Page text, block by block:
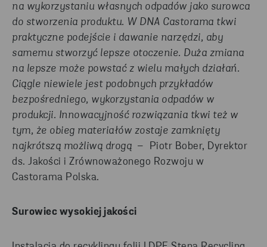
na wykorzystaniu własnych odpadów jako surowca
do stworzenia produktu. W DNA Castorama tkwi
praktyczne podejście i dawanie narzędzi, aby
samemu stworzyć lepsze otoczenie. Duża zmiana
na lepsze może powstać z wielu małych działań.
Ciągle niewiele jest podobnych przykładów
bezpośredniego, wykorzystania odpadów w
produkcji. Innowacyjność rozwiązania tkwi też w
tym, że obieg materiałów zostaje zamknięty
najkrótszą możliwą drogą – Piotr Bober, Dyrektor
ds. Jakości i Zrównoważonego Rozwoju w
Castorama Polska.
Surowiec wysokiej jakości